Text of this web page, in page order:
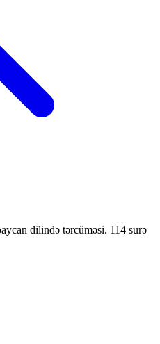
dilində tərcüməsi. 114 surə